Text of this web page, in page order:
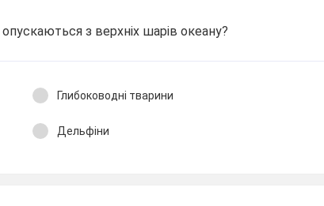
з верхніх шарів океану?
Глибоководні тварини
Дельфіни